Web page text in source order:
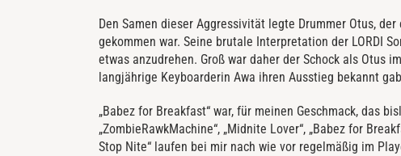
Den Samen dieser Aggressivität legte Drummer Otus,
gekommen war. Seine brutale Interpretation der LORDI
etwas anzudrehen. Groß war daher der Schock als Otus
langjährige Keyboarderin Awa ihren Ausstieg bekannt
„Babez for Breakfast“ war, für meinen Geschmack, das
„ZombieRawkMachine“, „Midnite Lover“, „Babez for
Stop Nite“ laufen bei mir nach wie vor regelmäßig im